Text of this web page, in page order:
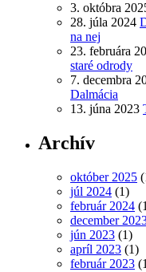
3. októbra
28. júla 2024
na nej
23. februára
staré odrody
7. decembra
Dalmácia
13. júna 2023
Archív
október 2025
júl 2024 (1)
február 2024
december
jún 2023 (1)
apríl 2023 (1)
február 2023